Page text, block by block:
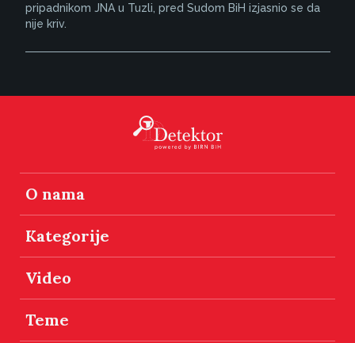
pripadnikom JNA u Tuzli, pred Sudom BiH izjasnio se da
nije kriv.
O nama
Kategorije
Video
Teme